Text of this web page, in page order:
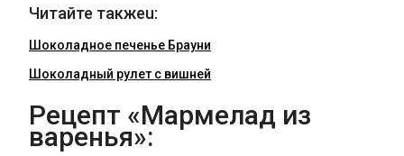
Читайте такжеu:
Шоколадное печенье Брауни
Шоколадный рулет с вишней
Рецепт «Мармелад из
варенья»: